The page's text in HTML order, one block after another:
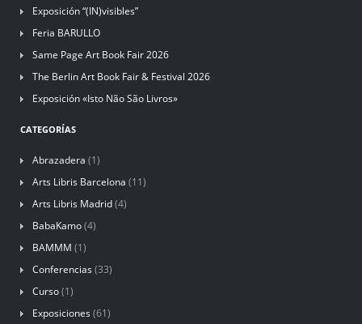
Exposición “(IN)visibles”
Feria BARULLO
Same Page Art Book Fair 2026
The Berlin Art Book Fair & Festival 2026
Exposición «Isto Não São Livros»
CATEGORÍAS
Abrazadera (1)
Arts Libris Barcelona (11)
Arts Libris Madrid(4)
BabaKamo(4)
BAMMM (1)
Conferencias (33)
Curso(1)
Exposiciones (61)